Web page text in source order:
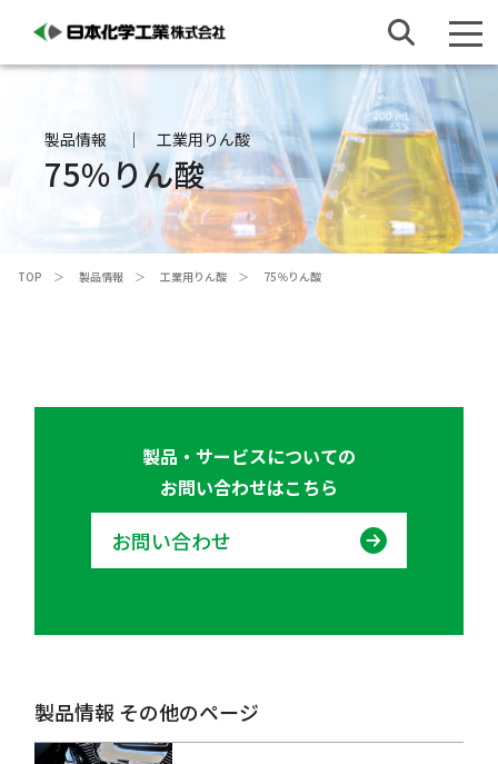
製品情報 工業用りん酸
75％りん酸
TOP 製品情報 工業用りん酸 75％りん酸
製品・サービスについての
お問い合わせはこちら
お問い合わせ
製品情報 その他のページ